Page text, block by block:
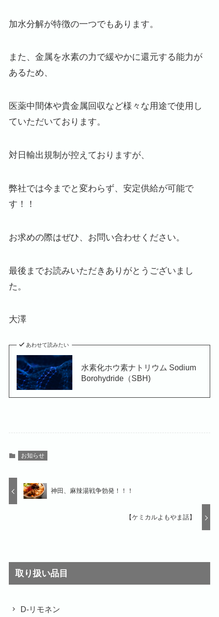
加水分解が特徴の一つでもあります。
また、金属を水素の力で緩やかに還元する能力が
あるため、
医薬中間体や貴金属回収など様々な用途で使用し
ていただいております。
対日輸出規制が控えておりますが、
弊社では今までと変わらず、安定供給が可能で
す！！
お求めの際はぜひ、お問い合わせください。
最後までお読みいただきありがとうございまし
た。
大澤
あわせて読みたい
水素化ホウ素ナトリウム Sodium
Borohydride（SBH)
お知らせ
神田、麻辣湯戦争勃発！！！
【ケミカルよもやま話】
取り扱い品目
D-リモネン